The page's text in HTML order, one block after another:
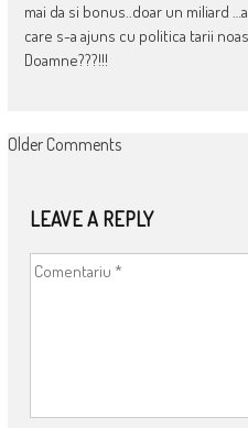
mai da si bonus..doar un miliard
care s-a ajuns cu politica tarii
Doamne???!!!
COMMENT
Older Comments
LEAVE A REPLY